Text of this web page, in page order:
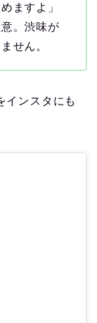
ますよ」
。渋味が
せん。
インスタにも